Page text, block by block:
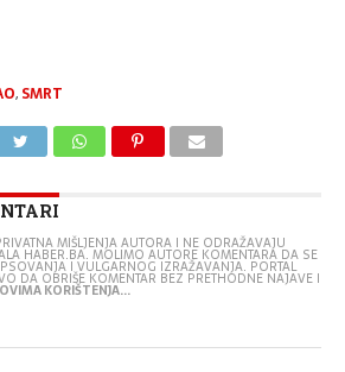
, SMRT
MIŠLJENJA AUTORA I NE ODRAŽAVAJU
HABER.BA. MOLIMO AUTORE KOMENTARA DA SE
I VULGARNOG IZRAŽAVANJA. PORTAL
DA OBRIŠE KOMENTAR BEZ PRETHODNE NAJAVE I
KORIŠTENJA...